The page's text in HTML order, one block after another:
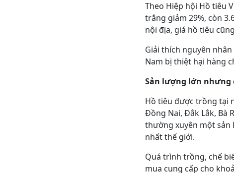
Theo Hiệp hội Hồ tiêu
trắng giảm 29%, còn
nội địa, giá hồ tiêu
Giải thích nguyên
Nam bị thiệt hại hàng
Sản lượng lớn nhưng
Hồ tiêu được trồng tại
Đồng Nai, Đắk Lắk, Bà
thường xuyên một sản
nhất thế giới.
Quá trình trồng, chế
mua cung cấp cho